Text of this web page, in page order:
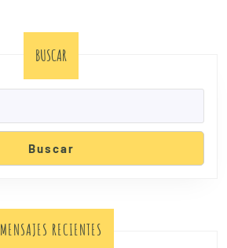
BUSCAR
Buscar
MENSAJES RECIENTES